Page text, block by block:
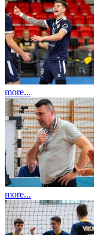
more...
more...